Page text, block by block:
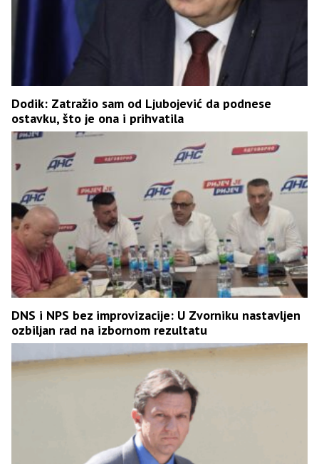
Dodik: Zatražio sam od Ljubojević da podnese
ostavku, što je ona i prihvatila
DNS i NPS bez improvizacije: U Zvorniku nastavljen
ozbiljan rad na izbornom rezultatu